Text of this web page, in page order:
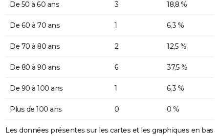
De 50 à 60 ans 3 18,8 %
De 60 à 70 ans 1 6,3 %
De 70 à 80 ans 2 12,5 %
De 80 à 90 ans 6 37,5 %
De 90 à 100 ans 1 6,3 %
Plus de 100 ans 0 0 %
Les données présentes sur les cartes et les graphiques en bas